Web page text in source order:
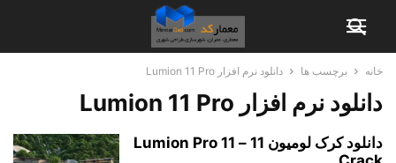
خانه برچسب ها دانلود نرم افزار Lumion 11 Pro
دانلود نرم افزار Lumion 11 Pro
دانلود کرک لومیون 11 – Lumion Pro 11